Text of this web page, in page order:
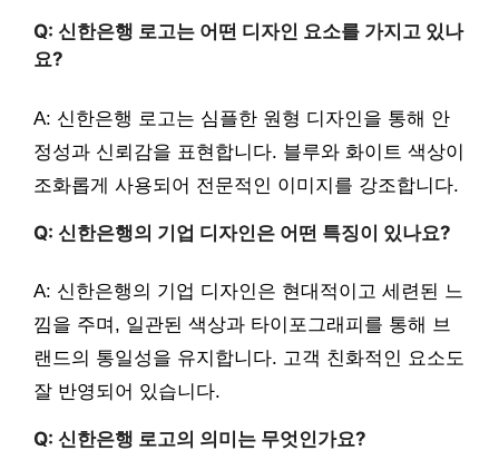
Q: 신한은행 로고는 어떤 디자인 요소를 가지고 있나
요?
A: 신한은행 로고는 심플한 원형 디자인을 통해 안
정성과 신뢰감을 표현합니다. 블루와 화이트 색상이
조화롭게 사용되어 전문적인 이미지를 강조합니다.
Q: 신한은행의 기업 디자인은 어떤 특징이 있나요?
A: 신한은행의 기업 디자인은 현대적이고 세련된 느
낌을 주며, 일관된 색상과 타이포그래피를 통해 브
랜드의 통일성을 유지합니다. 고객 친화적인 요소도
잘 반영되어 있습니다.
Q: 신한은행 로고의 의미는 무엇인가요?